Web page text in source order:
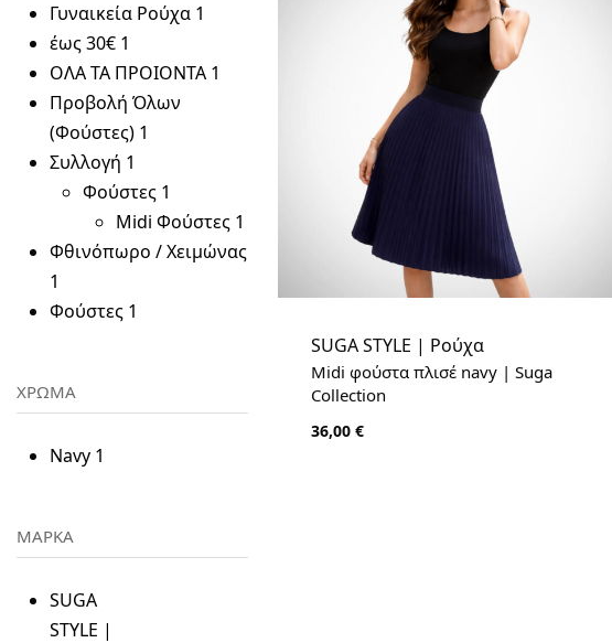
Γυναικεία Ρούχα 1
έως 30€ 1
ΟΛΑ ΤΑ ΠΡΟΙΟΝΤΑ 1
Προβολή Όλων
(Φούστες) 1
Συλλογή 1
Φούστες 1
Midi Φούστες 1
Φθινόπωρο / Χειμώνας
1
Φούστες 1
ΧΡΩΜΑ
Navy 1
ΜΑΡΚΑ
SUGA
STYLE |
SUGA STYLE | Ρούχα
Midi φούστα πλισέ navy | Suga
Collection
36,00 €